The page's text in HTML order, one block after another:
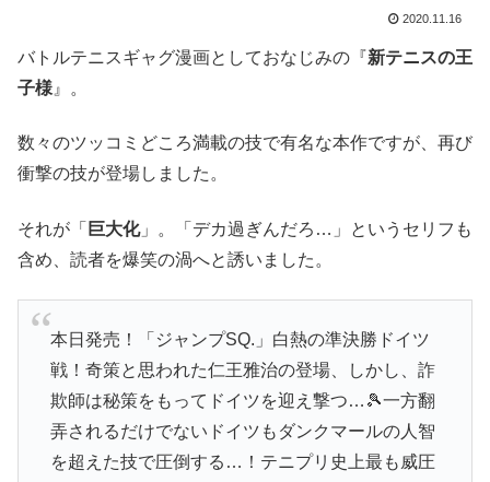
2020.11.16
バトルテニスギャグ漫画としておなじみの『新テニスの王
子様 』。
数々のツッコミどころ満載の技で有名な本作ですが、再び
衝撃の技が登場しました。
それが「 巨大化」。「デカ過ぎんだろ…」というセリフも
含め、読者を爆笑の渦へと誘いました。
本日発売！「ジャンプSQ.」白熱の準決勝ドイツ
戦！奇策と思われた仁王雅治の登場、しかし、詐
欺師は秘策をもってドイツを迎え撃つ…🎾一方翻
弄されるだけでないドイツもダンクマールの人智
を超えた技で圧倒する…！テニプリ史上最も威圧